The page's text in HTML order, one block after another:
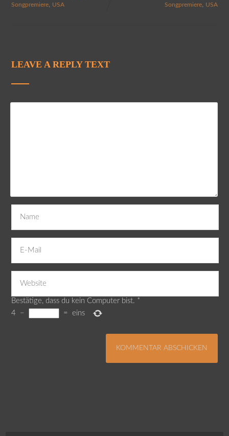
Songpremiere, USA Songpremiere, USA
LEAVE A REPLY TEXT
Bestätige, dass du kein Computer bist. *
4
− = eins